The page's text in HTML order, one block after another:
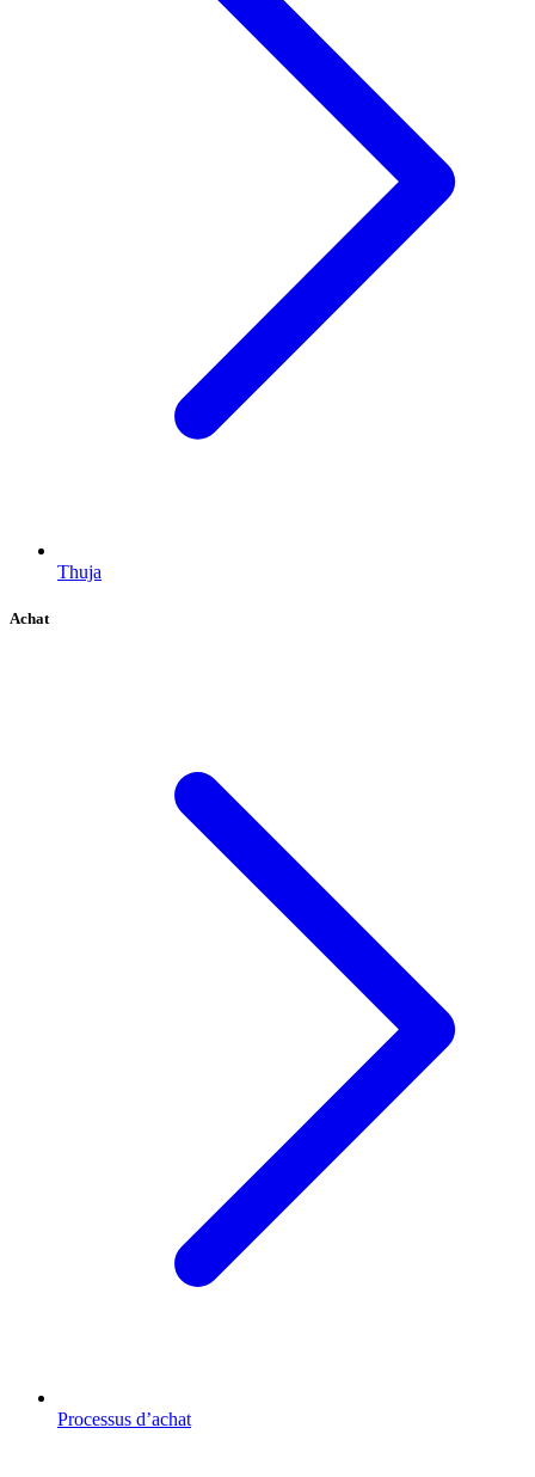
Thuja
Achat
Processus d’achat